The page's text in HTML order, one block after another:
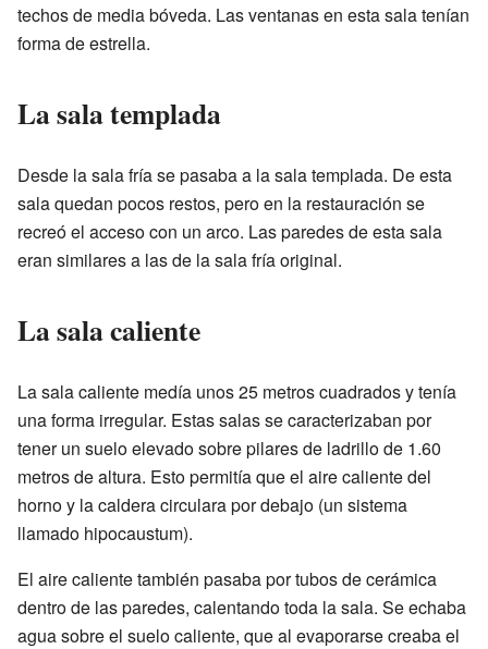
techos de media bóveda. Las ventanas en esta sala tenían
forma de estrella.
La sala templada
Desde la sala fría se pasaba a la sala templada. De esta
sala quedan pocos restos, pero en la restauración se
recreó el acceso con un arco. Las paredes de esta sala
eran similares a las de la sala fría original.
La sala caliente
La sala caliente medía unos 25 metros cuadrados y tenía
una forma irregular. Estas salas se caracterizaban por
tener un suelo elevado sobre pilares de ladrillo de 1.60
metros de altura. Esto permitía que el aire caliente del
horno y la caldera circulara por debajo (un sistema
llamado hipocaustum).
El aire caliente también pasaba por tubos de cerámica
dentro de las paredes, calentando toda la sala. Se echaba
agua sobre el suelo caliente, que al evaporarse creaba el